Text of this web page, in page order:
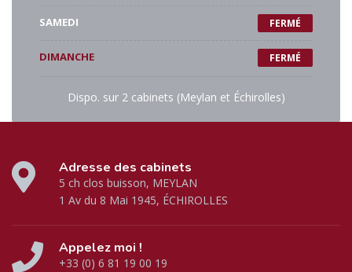
SAMEDI FERMÉ
DIMANCHE FERMÉ
Dispo. sur 2 cabinets (Meylan et Échirolles)
Adresse des cabinets
5 ch clos buisson, MEYLAN
1 Av du 8 Mai 1945, ÉCHIROLLES
Appelez moi !
+33 (0) 6 81 19 00 19